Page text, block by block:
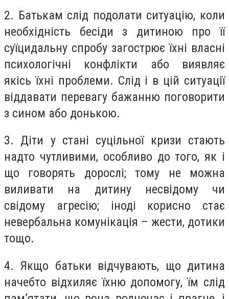
2. Батькам слід подолати ситуацію, коли
необхідність бесіди з дитиною про її
суїцидальну спробу загострює їхні власні
психологічні конфлікти або виявляє
якісь їхні проблеми. Слід і в цій ситуації
віддавати перевагу бажанню поговорити
з сином або донькою.
3. Діти у стані суцільної кризи стають
надто чутливими, особливо до того, як і
що говорять дорослі; тому не можна
виливати на дитину несвідому чи
свідому агресію; іноді корисно стає
невербальна комунікація – жести, дотики
тощо.
4. Якщо батьки відчувають, що дитина
начебто відхиляє їхню допомогу, їм слід